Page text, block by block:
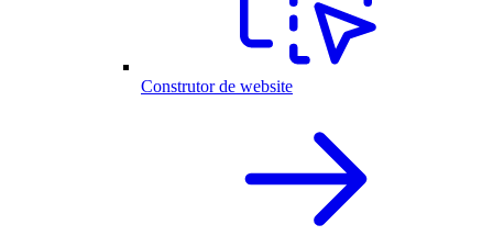
Construtor de website